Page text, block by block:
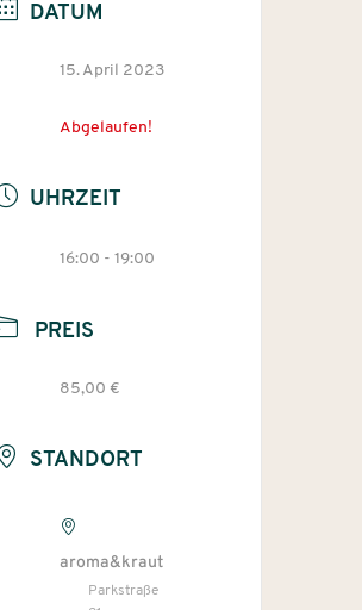
DATUM
15. April 2023
Abgelaufen!
UHRZEIT
16:00 - 19:00
PREIS
85,00 €
STANDORT
aroma&kraut
Parkstraße